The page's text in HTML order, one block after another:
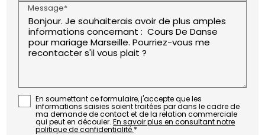
Message*
En soumettant ce formulaire, j'accepte que les
informations saisies soient traitées pardans le cadre de
ma demande de contact et de la relation commerciale
qui peut en découler.En savoir plus en consultant notre
politique de confidentialité.*